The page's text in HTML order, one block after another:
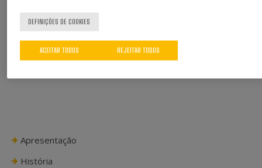
eficiente, reforçando o nosso compromisso com a
indústria polaca e com o desenvolvimento de
soluções de montagem automatizada de elevado
valor acrescentado.
Apresentação
História
DEFINIÇÕES DE COOKIES
REJEITAR TODOS
ACEITAR TODOS